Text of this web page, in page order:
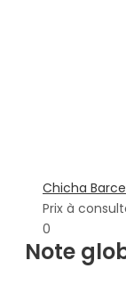
Chicha
Prix à
0
Note